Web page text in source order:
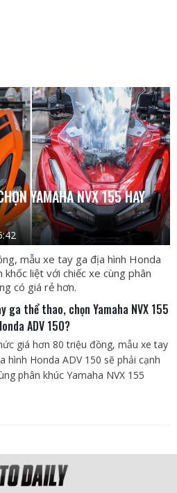
YAMAHA NVX 155 HAY
mẫu xe tay ga địa hình Honda
liệt với chiếc xe cùng phân
có giá rẻ hơn.
ga thể thao, chọn Yamaha NVX 155
ADV 150?
giá hơn 80 triệu đồng, mẫu xe tay
hình Honda ADV 150 sẽ phải cạnh
phân khúc Yamaha NVX 155